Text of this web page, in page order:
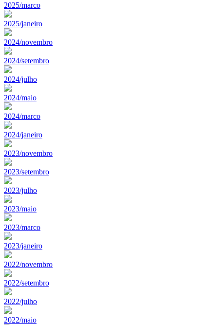
2025/marco
2025/janeiro
2024/novembro
2024/setembro
2024/julho
2024/maio
2024/marco
2024/janeiro
2023/novembro
2023/setembro
2023/julho
2023/maio
2023/marco
2023/janeiro
2022/novembro
2022/setembro
2022/julho
2022/maio